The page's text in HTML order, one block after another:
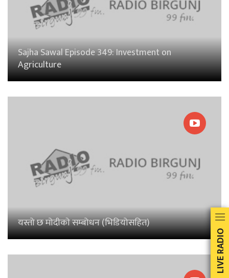
Sajha Sawal Episode 349: Investment on
Agriculture
यस्तो छ मोदीकाे सम्बोधन (भिडियोसहित)
LIVE RADIO